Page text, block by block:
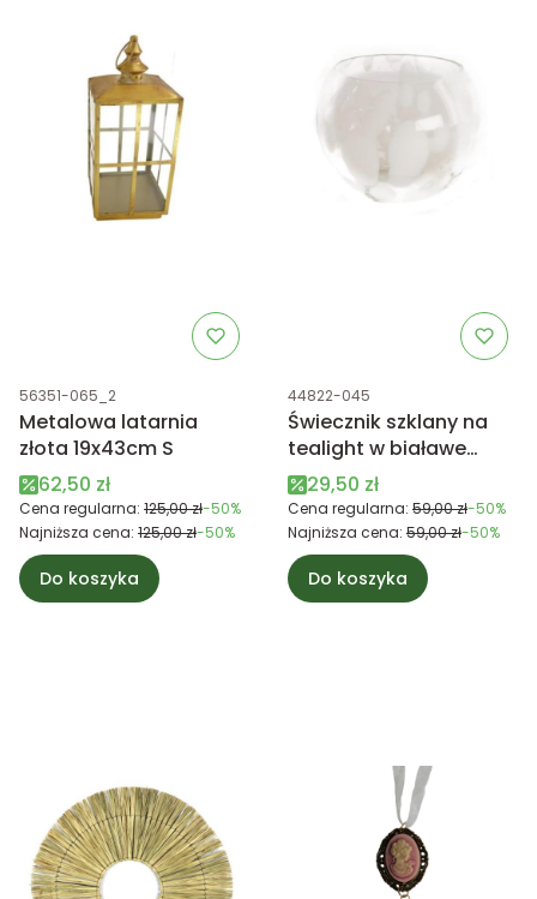
Kod produktu
56351-065_2
Metalowa latarnia
złota 19x43cm S
Cena promocyjna
62,50 zł
Cena regularna: 125,00 zł-50%
Najniższa cena: 125,00 zł-50%
Do koszyka
Kod produktu
44822-045
Świecznik szklany na
tealight w białawe
ciapki
Cena promocyjna
29,50 zł
Cena regularna: 59,00 zł-50%
Najniższa cena: 59,00 zł-50%
Do koszyka